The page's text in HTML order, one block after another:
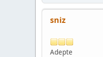
sniz
Adepte